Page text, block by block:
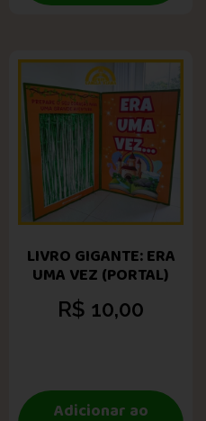
LIVRO GIGANTE: ERA
UMA VEZ (PORTAL)
R$ 10,00
Adicionar ao